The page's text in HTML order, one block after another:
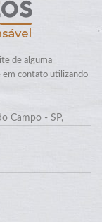
de alguma
em contato utilizando
Campo - SP,